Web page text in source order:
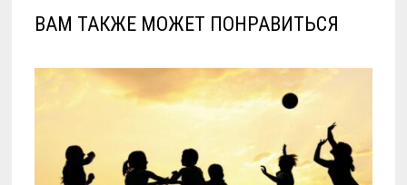
ВАМ ТАКЖЕ МОЖЕТ ПОНРАВИТЬСЯ